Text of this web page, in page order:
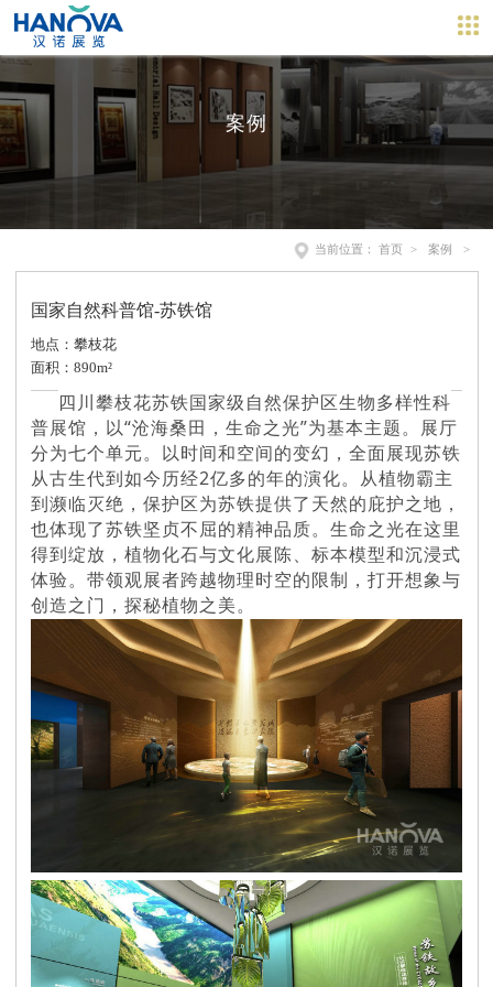
案例
当前位置： 首页 > 案例 >
国家自然科普馆-苏铁馆
地点：攀枝花
面积：890m²
四川攀枝花苏铁国家级自然保护区生物多样性科
普展馆，以“沧海桑田，生命之光”为基本主题。展厅
分为七个单元。以时间和空间的变幻，全面展现苏铁
从古生代到如今历经2亿多的年的演化。从植物霸主
到濒临灭绝，保护区为苏铁提供了天然的庇护之地，
也体现了苏铁坚贞不屈的精神品质。生命之光在这里
得到绽放，植物化石与文化展陈、标本模型和沉浸式
体验。带领观展者跨越物理时空的限制，打开想象与
创造之门，探秘植物之美。